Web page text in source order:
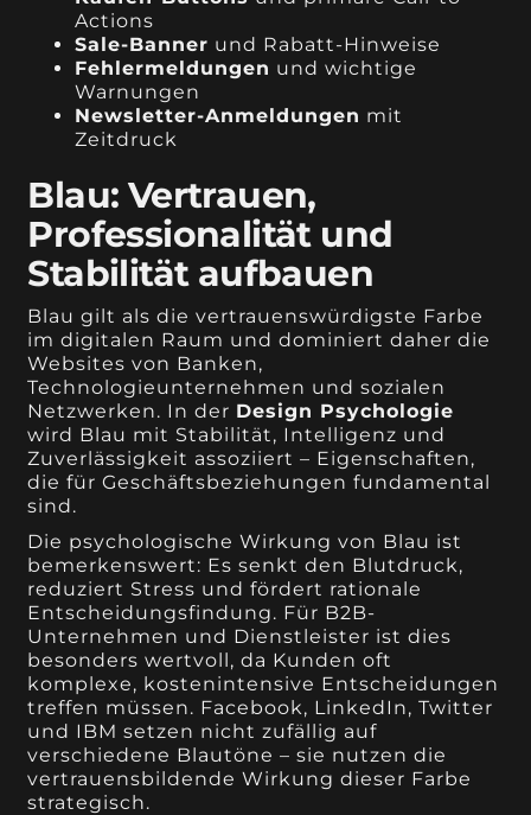
Actions
Sale-Banner und Rabatt-Hinweise
Fehlermeldungen und wichtige
Warnungen
Newsletter-Anmeldungen mit
Zeitdruck
Blau: Vertrauen,
Professionalität und
Stabilität aufbauen
Blau gilt als die vertrauenswürdigste Farbe
im digitalen Raum und dominiert daher die
Websites von Banken,
Technologieunternehmen und sozialen
Netzwerken. In der Design Psychologie
wird Blau mit Stabilität, Intelligenz und
Zuverlässigkeit assoziiert – Eigenschaften,
die für Geschäftsbeziehungen fundamental
sind.
Die psychologische Wirkung von Blau ist
bemerkenswert: Es senkt den Blutdruck,
reduziert Stress und fördert rationale
Entscheidungsfindung. Für B2B-
Unternehmen und Dienstleister ist dies
besonders wertvoll, da Kunden oft
komplexe, kostenintensive Entscheidungen
treffen müssen. Facebook, LinkedIn, Twitter
und IBM setzen nicht zufällig auf
verschiedene Blautöne – sie nutzen die
vertrauensbildende Wirkung dieser Farbe
strategisch.